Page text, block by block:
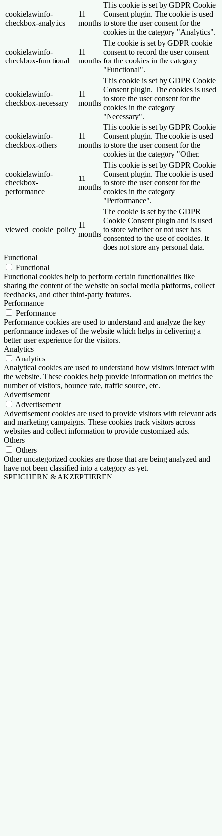
cookielawinfo-
checkbox-analytics
11
months
This cookie is set by GDPR Cookie
Consent plugin. The cookie is used
to store the user consent for the
cookies in the category "Analytics".
cookielawinfo-
checkbox-functional
11
months
The cookie is set by GDPR cookie
consent to record the user consent
for the cookies in the category
"Functional".
cookielawinfo-
checkbox-necessary
11
months
This cookie is set by GDPR Cookie
Consent plugin. The cookies is used
to store the user consent for the
cookies in the category
"Necessary".
cookielawinfo-
checkbox-others
11
months
This cookie is set by GDPR Cookie
Consent plugin. The cookie is used
to store the user consent for the
cookies in the category "Other.
cookielawinfo-
checkbox-
performance
11
months
This cookie is set by GDPR Cookie
Consent plugin. The cookie is used
to store the user consent for the
cookies in the category
"Performance".
viewed_cookie_policy
11
months
The cookie is set by the GDPR
Cookie Consent plugin and is used
to store whether or not user has
consented to the use of cookies. It
does not store any personal data.
Functional
Functional
Functional cookies help to perform certain functionalities like
sharing the content of the website on social media platforms, collect
feedbacks, and other third-party features.
Performance
Performance
Performance cookies are used to understand and analyze the key
performance indexes of the website which helps in delivering a
better user experience for the visitors.
Analytics
Analytics
Analytical cookies are used to understand how visitors interact with
the website. These cookies help provide information on metrics the
number of visitors, bounce rate, traffic source, etc.
Advertisement
Advertisement
Advertisement cookies are used to provide visitors with relevant ads
and marketing campaigns. These cookies track visitors across
websites and collect information to provide customized ads.
Others
Others
Other uncategorized cookies are those that are being analyzed and
have not been classified into a category as yet.
SPEICHERN & AKZEPTIEREN